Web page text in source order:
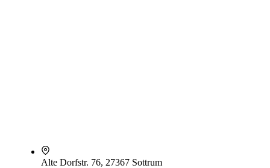
Alte Dorfstr. 76, 27367 Sottrum